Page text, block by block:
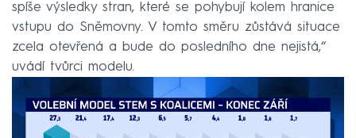
spíše výsledky stran, které se pohybují kolem hranice
vstupu do Sněmovny. V tomto směru zůstává situace
zcela otevřená a bude do posledního dne nejistá,“
uvádí tvůrci modelu.